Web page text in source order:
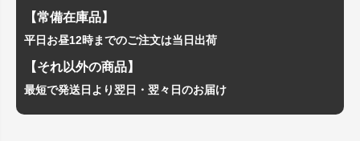
【常備在庫品】
平日お昼12時までのご注文は当日出荷
【それ以外の商品】
最短で発送日より翌日・翌々日のお届け